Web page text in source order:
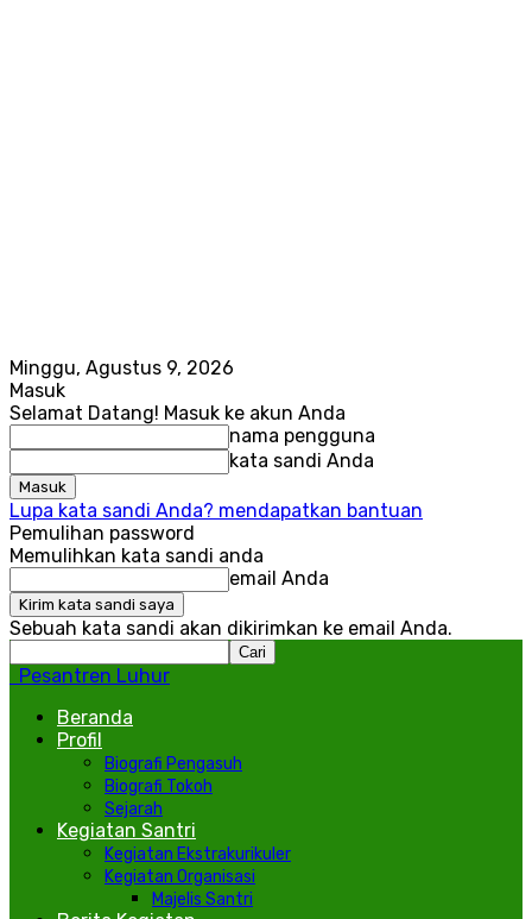
Minggu, Agustus 9, 2026
Masuk
Selamat Datang! Masuk ke akun Anda
nama pengguna
kata sandi Anda
Lupa kata sandi Anda? mendapatkan bantuan
Pemulihan password
Memulihkan kata sandi anda
email Anda
Sebuah kata sandi akan dikirimkan ke email Anda.
Pesantren Luhur
Beranda
Profil
Biografi Pengasuh
Biografi Tokoh
Sejarah
Kegiatan Santri
Kegiatan Ekstrakurikuler
Kegiatan Organisasi
Majelis Santri